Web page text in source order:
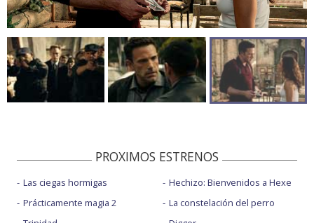
PROXIMOS ESTRENOS
Las ciegas hormigas
Prácticamente magia 2
Hechizo: Bienvenidos a Hexe
La constelación del perro